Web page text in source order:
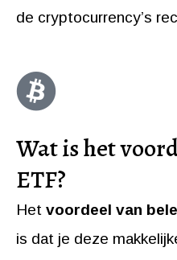
de cryptocurrency’s
Wat is het
ETF?
Het voordeel van
is dat je deze